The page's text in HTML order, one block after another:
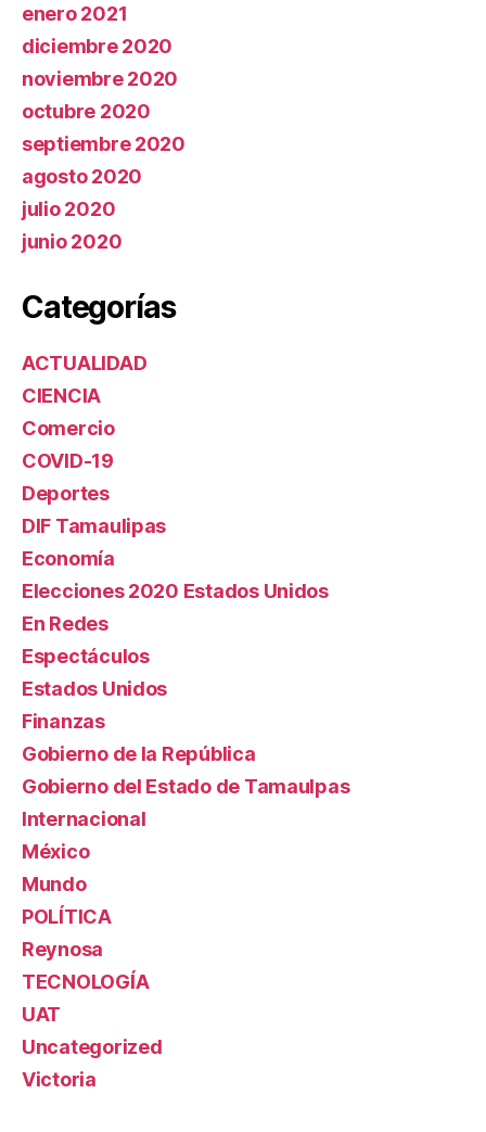
enero 2021
diciembre 2020
noviembre 2020
octubre 2020
septiembre 2020
agosto 2020
julio 2020
junio 2020
Categorías
ACTUALIDAD
CIENCIA
Comercio
COVID-19
Deportes
DIF Tamaulipas
Economía
Elecciones 2020 Estados Unidos
En Redes
Espectáculos
Estados Unidos
Finanzas
Gobierno de la República
Gobierno del Estado de Tamaulpas
Internacional
México
Mundo
POLÍTICA
Reynosa
TECNOLOGÍA
UAT
Uncategorized
Victoria